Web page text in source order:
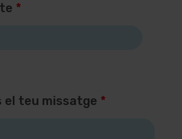
*
el teu missatge *